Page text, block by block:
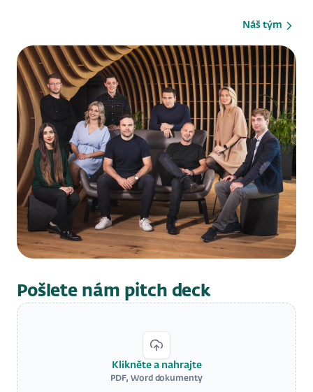
Pošlete nám pitch deck
Klikněte a nahrajte
PDF, Word dokumenty
Náš tým